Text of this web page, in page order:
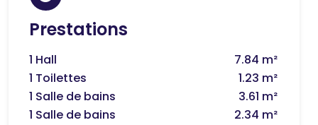
Prestations
1 Hall
7.84 m²
1 Toilettes
1.23 m²
1 Salle de bains
3.61 m²
1 Salle de bains
2.34 m²